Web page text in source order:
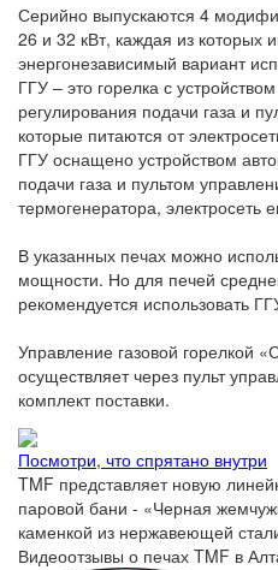
Серийно выпускаются 4
26 и 32 кВт, каждая из которых
энергонезависимый вариант
ГГУ – это горелка с
регулирования подачи газа и
которые питаются от
ГГУ оснащено устройством
подачи газа и пультом
термогенератора, электросеть
В указанных печах можно
мощности. Но для печей
рекомендуется использовать
Управление газовой горелкой
осуществляет через пульт
комплект поставки.
Посмотри, что спрятано внутри
TMF представляет новую
паровой бани - «Черная
каменкой из нержавеющей
Видеоотзывы о печах TMF в